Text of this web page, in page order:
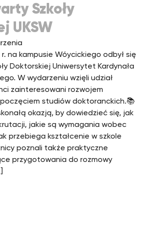
Szkoły
UKSW
r. na kampusie Wóycickiego odbył się
Doktorskiej Uniwersytet Kardynała
W wydarzeniu wzięli udział
zainteresowani rozwojem
studiów doktoranckich.📚
okazją, by dowiedzieć się, jak
jakie są wymagania wobec
przebiega kształcenie w szkole
poznali także praktyczne
przygotowania do rozmowy